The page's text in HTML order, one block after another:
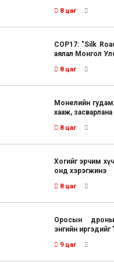
8 цаг
COP17: "Silk
аялал Монгол
8 цаг
Монелийн
хааж, засварлана
8 цаг
Хогийг эрчим
онд хэрэгжинэ
8 цаг
Оросын
энгийн
9 цаг